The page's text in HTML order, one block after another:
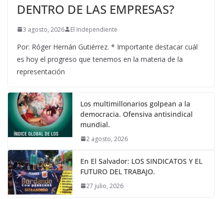
DENTRO DE LAS EMPRESAS?
3 agosto, 2026 El Independiente
Por: Róger Hernán Gutiérrez. * Importante destacar cuál
es hoy el progreso que tenemos en la materia de la
representación
Los multimillonarios golpean a la
democracia. Ofensiva antisindical
mundial.
2 agosto, 2026
En El Salvador: LOS SINDICATOS Y EL
FUTURO DEL TRABAJO.
27 julio, 2026